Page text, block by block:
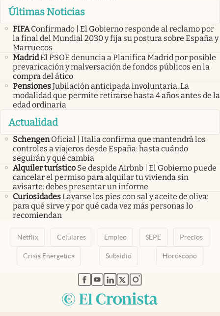
Últimas Noticias
FIFA Confirmado | El Gobierno responde al reclamo por
la final del Mundial 2030 y fija su postura sobre España y
Marruecos
MadridEl PSOE denuncia a Planifica Madrid por posible
prevaricación y malversación de fondos públicos en la
compra del ático
PensionesJubilación anticipada involuntaria. La
modalidad que permite retirarse hasta 4 años antes de la
edad ordinaria
Actualidad
Schengen Oficial | Italia confirma que mantendrá los
controles a viajeros desde España: hasta cuándo
seguirán y qué cambia
Alquiler turístico Se despide Airbnb | El Gobierno puede
cancelar el permiso para alquilar tu vivienda sin
avisarte: debes presentar un informe
CuriosidadesLavarse los pies con sal y aceite de oliva:
para qué sirve y por qué cada vez más personas lo
recomiendan
Netflix Celulares Empleo SEPE Precios
Crisis Energetica Subsidio Horóscopo
abre en nueva pestaña
abre en nueva pestaña
abre en nueva pestaña
abre en nueva pestaña
abre en nueva pestaña